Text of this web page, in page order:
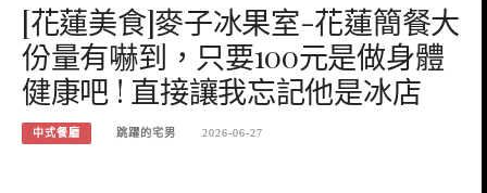
[花蓮美食]麥子冰果室-花蓮簡餐大
份量有嚇到，只要100元是做身體
健康吧 ! 直接讓我忘記他是冰店
中式餐廳 跳躍的宅男 2026-06-27